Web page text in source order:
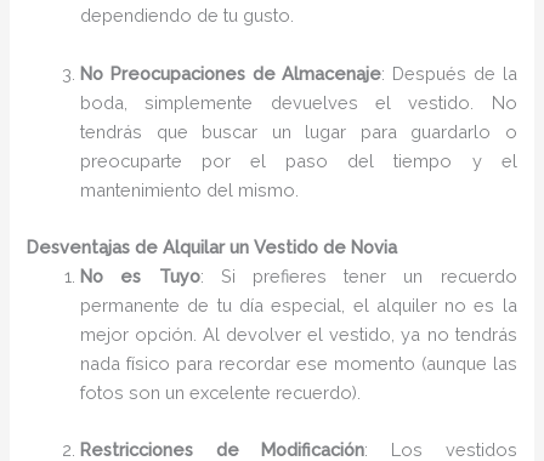
dependiendo de tu gusto.
No Preocupaciones de Almacenaje: Después de la
boda, simplemente devuelves el vestido. No
tendrás que buscar un lugar para guardarlo o
preocuparte por el paso del tiempo y el
mantenimiento del mismo.
Desventajas de Alquilar un Vestido de Novia
No es Tuyo: Si prefieres tener un recuerdo
permanente de tu día especial, el alquiler no es la
mejor opción. Al devolver el vestido, ya no tendrás
nada físico para recordar ese momento (aunque las
fotos son un excelente recuerdo).
Restricciones de Modificación: Los vestidos